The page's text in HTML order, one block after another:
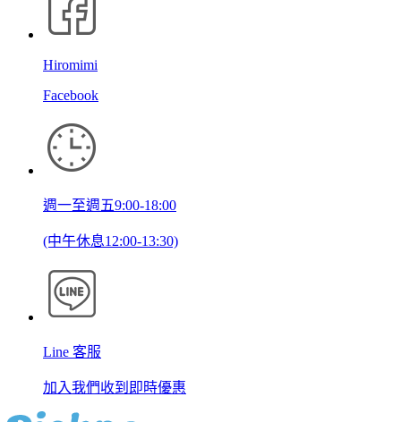
Hiromimi
Facebook
週一至週五9:00-18:00
(中午休息12:00-13:30)
Line 客服
加入我們收到即時優惠